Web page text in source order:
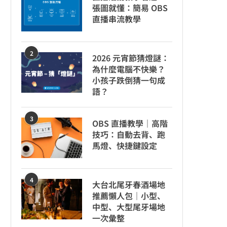
張圖就懂：簡易 OBS
直播串流教學
2
2026 元宵節猜燈謎：
為什麼電腦不快樂？
小孩子跌倒猜一句成
語？
3
OBS 直播教學｜高階
技巧：自動去背、跑
馬燈、快捷鍵設定
4
大台北尾牙春酒場地
推薦懶人包｜小型、
中型、大型尾牙場地
一次彙整